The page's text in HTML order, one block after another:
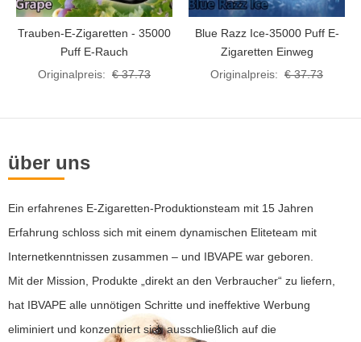
Trauben-E-Zigaretten - 35000
Puff E-Rauch
Originalpreis: € 37.73
Blue Razz Ice-35000 Puff E-
Zigaretten Einweg
Originalpreis: € 37.73
über uns
Ein erfahrenes E-Zigaretten-Produktionsteam mit 15 Jahren
Erfahrung schloss sich mit einem dynamischen Eliteteam mit
Internetkenntnissen zusammen – und IBVAPE war geboren.
Mit der Mission, Produkte „direkt an den Verbraucher“ zu liefern,
hat IBVAPE alle unnötigen Schritte und ineffektive Werbung
eliminiert und konzentriert sich ausschließlich auf die